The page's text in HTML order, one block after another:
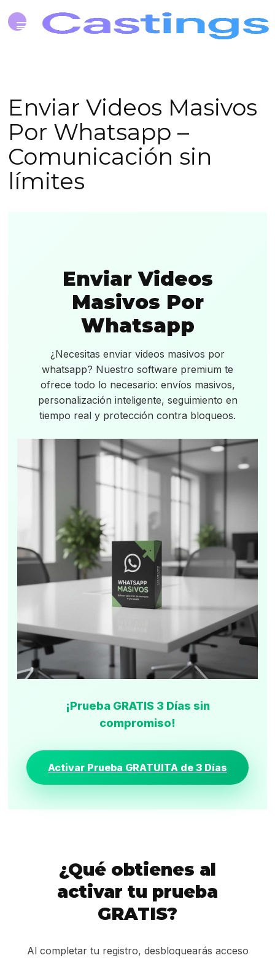
Enviar Videos Masivos
Por Whatsapp –
Comunicación sin
límites
Enviar Videos
Masivos Por
Whatsapp
¿Necesitas enviar videos masivos por
whatsapp? Nuestro software premium te
ofrece todo lo necesario: envíos masivos,
personalización inteligente, seguimiento en
tiempo real y protección contra bloqueos.
¡Prueba GRATIS 3 Días sin
compromiso!
Activar Prueba GRATUITA de 3 Días
¿Qué obtienes al
activar tu prueba
GRATIS?
Al completar tu registro, desbloquearás acceso